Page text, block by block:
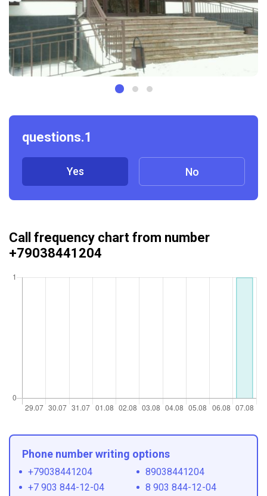
questions.1
Yes No
Call frequency chart from number
+79038441204
Phone number writing options
+79038441204
89038441204
+7 903 844-12-04
8 903 844-12-04